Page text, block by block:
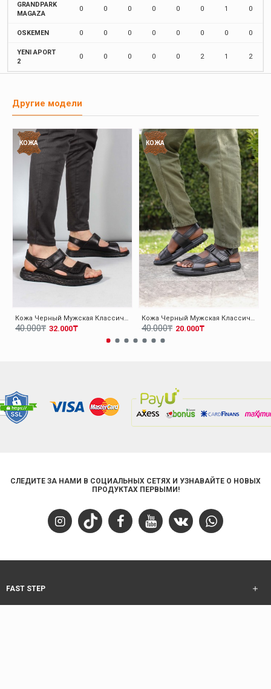
GRANDPARK
MAGAZA
0 0 0 0 0 0 1 0
OSKEMEN 0 0 0 0 0 0 0 0
YENI APORT
2
0 0 0 0 0 2 1 2
Другие модели
КОЖА
Кожа Черный Мужская Классические Сандалии 018MAG-208-71
32.000₸
40.000₸
КОЖА
Кожа Черный Мужская Классические Тапочки-Шлепанцы 018MAM-53
20.000₸
40.000₸
СЛЕДИТЕ ЗА НАМИ В СОЦИАЛЬНЫХ СЕТЯХ И УЗНАВАЙТЕ О НОВЫХ
ПРОДУКТАХ ПЕРВЫМИ!
FAST STEP